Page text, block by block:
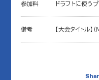
参加料 ドラフトに使う
備考 【大会タイトル】